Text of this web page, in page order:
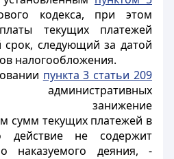
кодекса, при этом
текущих платежей
срок, следующий за датой
налогообложения.
пункта 3 статьи 209
занижение
сумм текущих платежей в
действие не содержит
наказуемого деяния, -